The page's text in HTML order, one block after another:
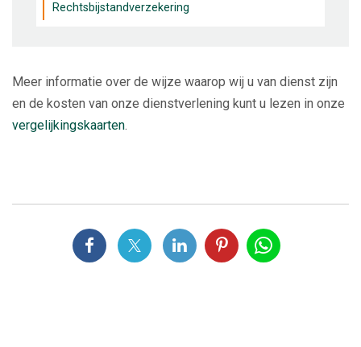
Rechtsbijstandverzekering
Meer informatie over de wijze waarop wij u van dienst zijn
en de kosten van onze dienstverlening kunt u lezen in onze
vergelijkingskaarten.